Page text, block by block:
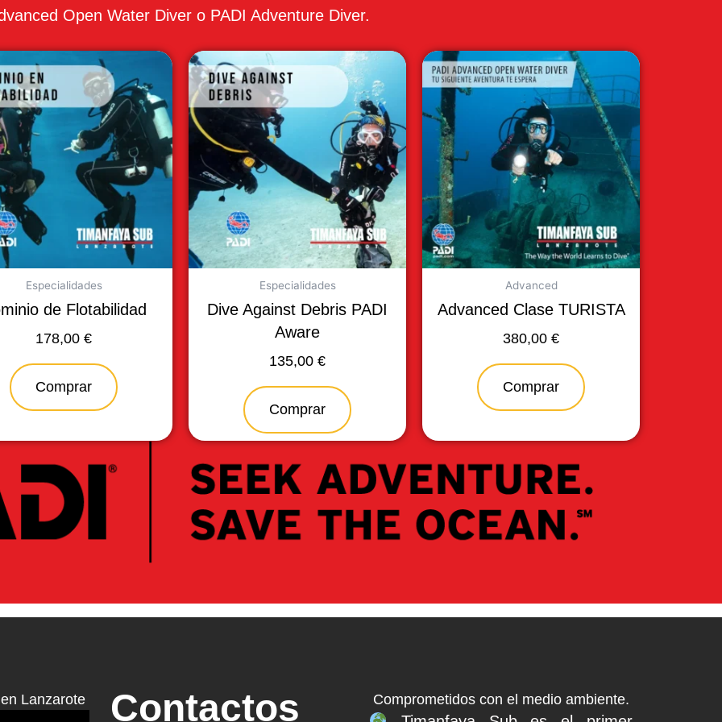
Open Water Diver o PADI Adventure Diver.
Especialidades
de Flotabilidad
178,00 €
Comprar
Especialidades
Dive Against Debris PADI
Aware
135,00 €
Comprar
Advanced
Advanced Clase TURISTA
380,00 €
Comprar
Lanzarote Contactos Comprometidos con el medio ambiente.